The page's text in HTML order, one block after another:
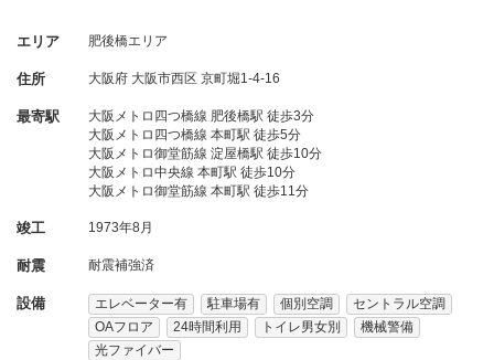
エリア 肥後橋エリア
住所 大阪府 大阪市西区 京町堀1-4-16
最寄駅
大阪メトロ四つ橋線 肥後橋駅 徒歩3分
大阪メトロ四つ橋線 本町駅 徒歩5分
大阪メトロ御堂筋線 淀屋橋駅 徒歩10分
大阪メトロ中央線 本町駅 徒歩10分
大阪メトロ御堂筋線 本町駅 徒歩11分
竣工 1973年8月
耐震 耐震補強済
設備 エレベーター有 駐車場有 個別空調
セントラル空調
OAフロア
24時間利用 トイレ男女別
機械警備
光ファイバー